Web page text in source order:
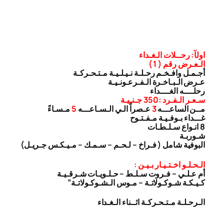
اولآ: رحــلات الـغـداء
الـعـرض رقم ( 1 )
أجـمـل وافـخـم رحـلـة نـيـلـيـة مـتـحـركـة
عـرض الـبـاخـرة الـفـرعـونـيـة
رحلــــه الغــــداء
سـعـر الـفـرد :350 جـنـيـة
مــن الساعـــه3عـصراً الـي الـسـاعـــه 5 مـسـاءً
غـــداء بـوفـيـة مـفـتـوح
8 انـواع سـلـطـات
شـوربـة
البوفية شامل ( فـراخ – لـحـم – سـمـك – مـيـكـس جـريـل)
الـحـلـو اخـتـيـار بـيـن :
أم عـلـي – فـروت سـلـط – حـلـويـات شـرقـيـة
كـيـكـة شـوكـولاتـة – مـوس الـشـوكـولاتـة”
الـرحـلـة مـتـحـركـة اثــناء الـغـداء